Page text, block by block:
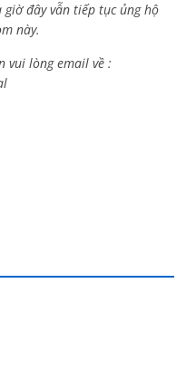
đây vẫn tiếp tục ủng hộ
này.
vui lòng email về :